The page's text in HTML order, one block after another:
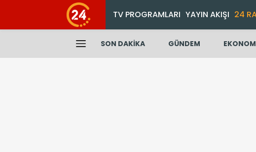
TV PROGRAMLARI YAYIN AKIŞI 24
SON DAKİKA GÜNDEM